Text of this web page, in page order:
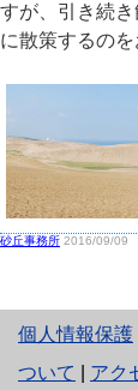
すが、引き続
に散策するのを
砂丘事務所 2016/09/09
個人情報保護
ついて
アク